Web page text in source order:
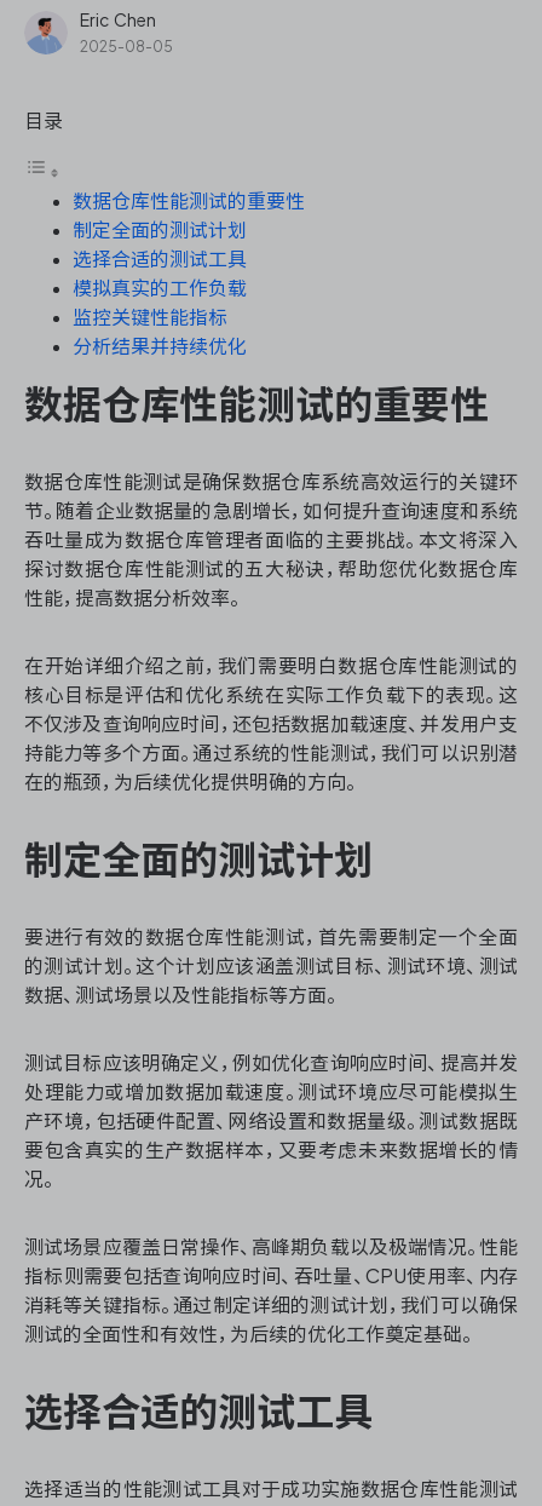
企业知识库管理
研发效能管理
DevOps
资源和工时管理
服务台和工单管理
IPD 研发管理
ASPICE 研发管理
ONES 资讯
ONES 资讯
Eric Chen
2025-08-05
目录
数据仓库性能测试的重要性
制定全面的测试计划
选择合适的测试工具
模拟真实的工作负载
监控关键性能指标
分析结果并持续优化
数据仓库性能测试的重要性
数据仓库性能测试是确保数据仓库系统高效运行的关键环
节。随着企业数据量的急剧增长，如何提升查询速度和系统
吞吐量成为数据仓库管理者面临的主要挑战。本文将深入
探讨数据仓库性能测试的五大秘诀，帮助您优化数据仓库
性能，提高数据分析效率。
在开始详细介绍之前，我们需要明白数据仓库性能测试的
核心目标是评估和优化系统在实际工作负载下的表现。这
不仅涉及查询响应时间，还包括数据加载速度、并发用户支
持能力等多个方面。通过系统的性能测试，我们可以识别潜
在的瓶颈，为后续优化提供明确的方向。
制定全面的测试计划
要进行有效的数据仓库性能测试，首先需要制定一个全面
的测试计划。这个计划应该涵盖测试目标、测试环境、测试
数据、测试场景以及性能指标等方面。
测试目标应该明确定义，例如优化查询响应时间、提高并发
处理能力或增加数据加载速度。测试环境应尽可能模拟生
产环境，包括硬件配置、网络设置和数据量级。测试数据既
要包含真实的生产数据样本，又要考虑未来数据增长的情
况。
测试场景应覆盖日常操作、高峰期负载以及极端情况。性能
指标则需要包括查询响应时间、吞吐量、CPU使用率、内存
消耗等关键指标。通过制定详细的测试计划，我们可以确保
测试的全面性和有效性，为后续的优化工作奠定基础。
选择合适的测试工具
选择适当的性能测试工具对于成功实施数据仓库性能测试